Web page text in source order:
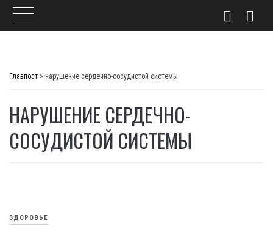
Главпост > нарушение сердечно-сосудистой системы
НАРУШЕНИЕ СЕРДЕЧНО-
СОСУДИСТОЙ СИСТЕМЫ
ЗДОРОВЬЕ